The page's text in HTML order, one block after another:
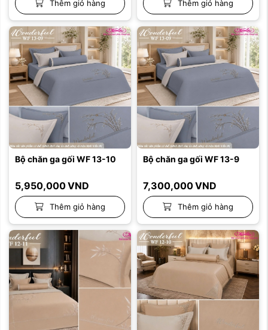
Thêm giỏ hàng Thêm giỏ hàng
Bộ chăn ga gối WF 13-10
5,950,000VND
Thêm giỏ hàng
Bộ chăn ga gối WF 13-9
7,300,000VND
Thêm giỏ hàng